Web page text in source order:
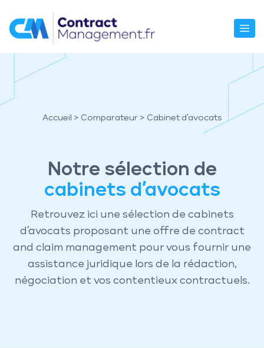
au
contenu
Accueil > Comparateur > Cabinet d’avocats
Notre sélection de
cabinets d’avocats
Retrouvez ici une sélection de cabinets
d’avocats proposant une offre de contract
and claim management pour vous fournir une
assistance juridique lors de la rédaction,
négociation et vos contentieux contractuels.